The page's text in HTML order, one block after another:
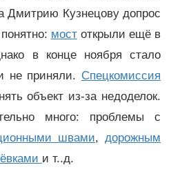
Дмитрию Кузнецову допрос
мостоткрыли ещё в
в конце ноября стало
не приняли. Спецкомиссия
объект из-за недоделок.
много: проблемы с
швами, дорожным
и т..д.